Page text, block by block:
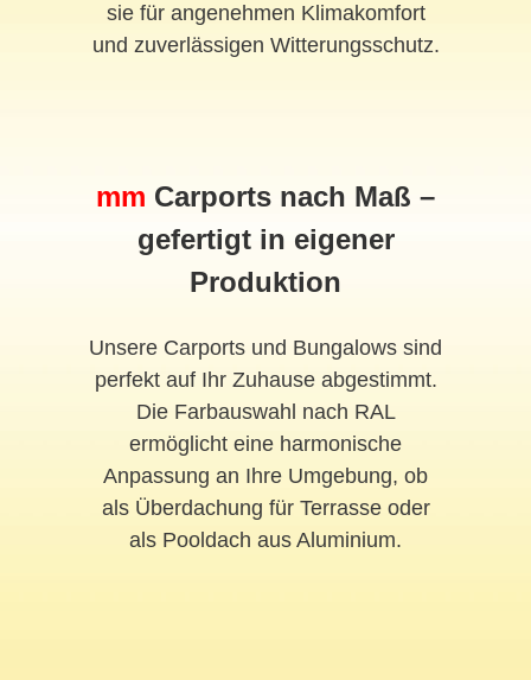
sie für angenehmen Klimakomfort
und zuverlässigen Witterungsschutz.
mm Carports nach Maß –
gefertigt in eigener
Produktion
Unsere Carports und Bungalows sind
perfekt auf Ihr Zuhause abgestimmt.
Die Farbauswahl nach RAL
ermöglicht eine harmonische
Anpassung an Ihre Umgebung, ob
als Überdachung für Terrasse oder
als Pooldach aus Aluminium.